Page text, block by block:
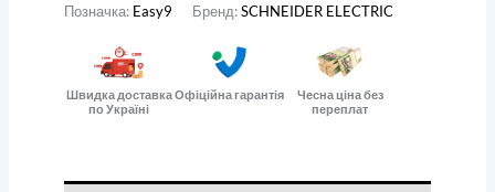
Позначка: Easy9 Бренд:SCHNEIDER ELECTRIC
Швидка доставка
по Україні
Офіційна гарантія
Чесна ціна без
переплат